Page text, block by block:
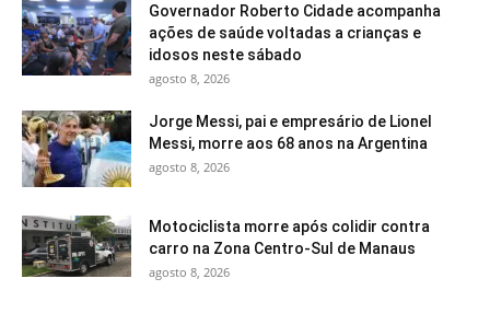
Governador Roberto Cidade acompanha
ações de saúde voltadas a crianças e
idosos neste sábado
agosto 8, 2026
Jorge Messi, pai e empresário de Lionel
Messi, morre aos 68 anos na Argentina
agosto 8, 2026
Motociclista morre após colidir contra
carro na Zona Centro-Sul de Manaus
agosto 8, 2026